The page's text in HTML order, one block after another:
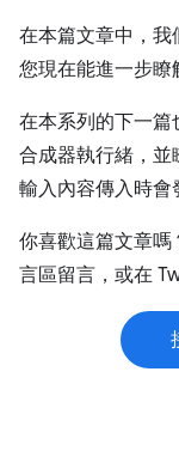
在本篇文章中，我
您現在能進一步瞭
在本系列的下一
合成器執行緒，並
輸入內容傳入時會
你喜歡這篇文章嗎
言區留言，或在